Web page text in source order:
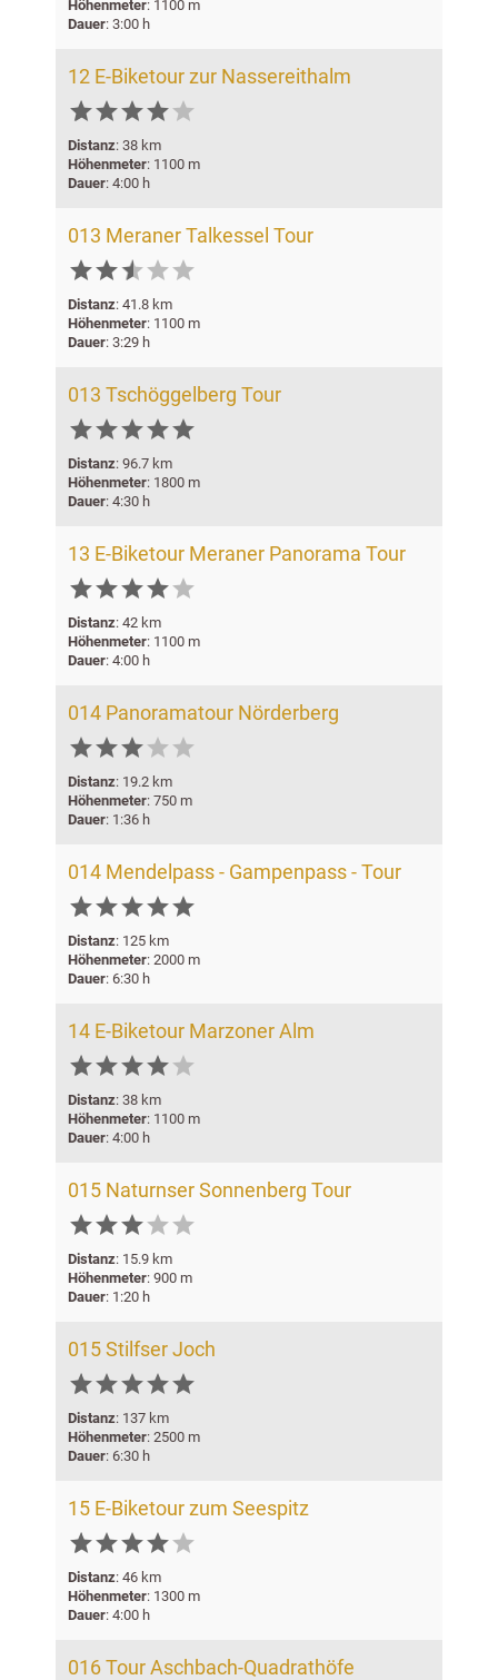
Höhenmeter: 1100 m
Dauer: 3:00 h
12 E-Biketour zur Nassereithalm


Distanz: 38 km
Höhenmeter: 1100 m
Dauer: 4:00 h
013 Meraner Talkessel Tour


Distanz: 41.8 km
Höhenmeter: 1100 m
Dauer: 3:29 h
013 Tschöggelberg Tour


Distanz: 96.7 km
Höhenmeter: 1800 m
Dauer: 4:30 h
13 E-Biketour Meraner Panorama Tour


Distanz: 42 km
Höhenmeter: 1100 m
Dauer: 4:00 h
014 Panoramatour Nörderberg
 
Distanz: 19.2 km
Höhenmeter: 750 m
Dauer: 1:36 h
014 Mendelpass - Gampenpass - Tour


Distanz: 125 km
Höhenmeter: 2000 m
Dauer: 6:30 h
14 E-Biketour Marzoner Alm


Distanz: 38 km
Höhenmeter: 1100 m
Dauer: 4:00 h
015 Naturnser Sonnenberg Tour

Distanz: 15.9 km
Höhenmeter: 900 m
Dauer: 1:20 h
015 Stilfser Joch


Distanz: 137 km
Höhenmeter: 2500 m
Dauer: 6:30 h
15 E-Biketour zum Seespitz


Distanz: 46 km
Höhenmeter: 1300 m
Dauer: 4:00 h
016 Tour Aschbach-Quadrathöfe